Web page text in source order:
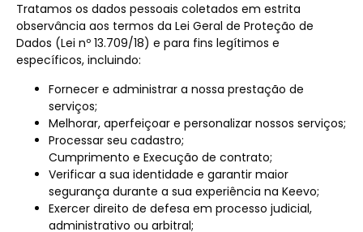
Tratamos os dados pessoais coletados em estrita
observância aos termos da Lei Geral de Proteção de
Dados (Lei nº 13.709/18) e para fins legítimos e
específicos, incluindo:
Fornecer e administrar a nossa prestação de
serviços;
Melhorar, aperfeiçoar e personalizar nossos serviços;
Processar seu cadastro;
Cumprimento e Execução de contrato;
Verificar a sua identidade e garantir maior
segurança durante a sua experiência na Keevo;
Exercer direito de defesa em processo judicial,
administrativo ou arbitral;